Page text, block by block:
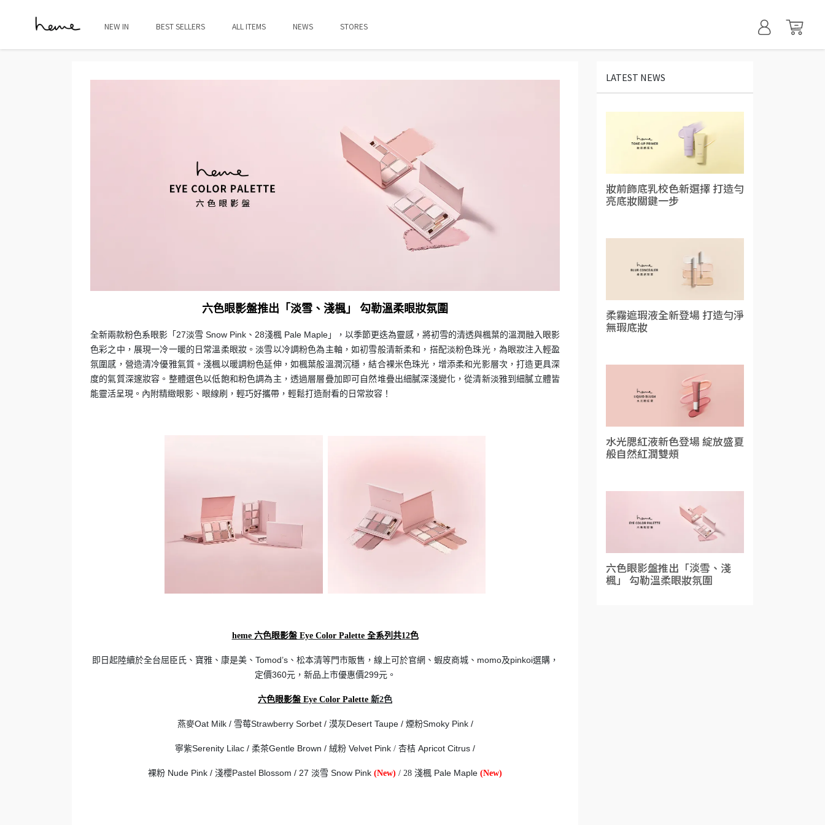
NEW IN BEST SELLERS ALL ITEMS NEWS STORES
六色眼影盤推出「淡雪、淺楓」 勾勒溫柔眼妝氛圍
全新兩款粉色系眼影「27淡雪 Snow Pink、28淺楓 Pale Maple」，以季節更迭為靈感，將初雪的清透與楓葉的溫潤融入眼影
色彩之中，展現一冷一暖的日常溫柔眼妝。淡雪以冷調粉色為主軸，如初雪般清新柔和，搭配淡粉色珠光，為眼妝注入輕盈
氛圍感，營造清冷優雅氣質。淺楓以暖調粉色延伸，如楓葉般溫潤沉穩，結合裸米色珠光，增添柔和光影層次，打造更具深
度的氣質深邃妝容。整體選色以低飽和粉色調為主，透過層層疊加即可自然堆疊出細膩深淺變化，從清新淡雅到細膩立體皆
能靈活呈現。內附精緻眼影、眼線刷，輕巧好攜帶，輕鬆打造耐看的日常妝容！
heme 六色眼影盤 Eye Color Palette 全系列共12色
即日起陸續於全台屈臣氏、寶雅、康是美、Tomod’s、松本清等門市販售，線上可於官網、蝦皮商城、momo及pinkoi選購，
定價360元，新品上市優惠價299元。
六色眼影盤 Eye Color Palette 新2色
燕麥Oat Milk / 雪莓Strawberry Sorbet / 漠灰Desert Taupe / 煙粉Smoky Pink /
寧紫Serenity Lilac / 柔茶Gentle Brown / 絨粉 Velvet Pink / 杏桔 Apricot Citrus /
裸粉 Nude Pink / 淺櫻Pastel Blossom / 27 淡雪 Snow Pink (New) / 28 淺楓 Pale Maple (New)
LATEST NEWS
妝前飾底乳校色新選擇 打造勻
亮底妝關鍵一步
柔霧遮瑕液全新登場 打造勻淨
無瑕底妝
水光腮紅液新色登場 綻放盛夏
般自然紅潤雙頰
六色眼影盤推出「淡雪、淺
楓」 勾勒溫柔眼妝氛圍